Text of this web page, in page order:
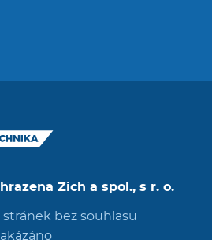
Zich a spol., s r. o.
bez souhlasu